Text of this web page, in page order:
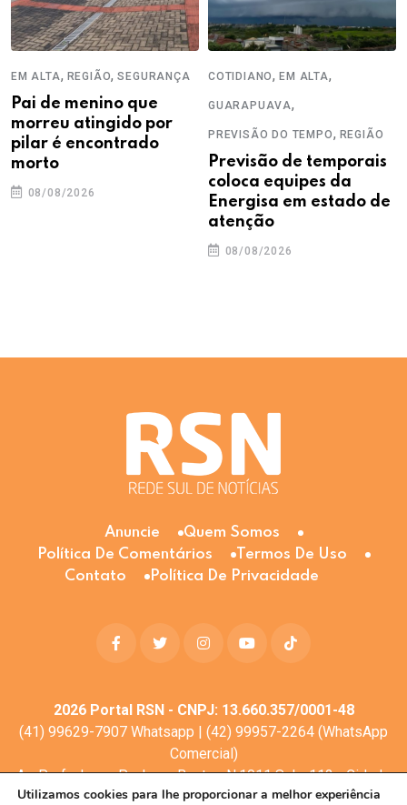
EM ALTA, REGIÃO,SEGURANÇA
Pai de menino que
morreu atingido por
pilar é encontrado
morto
08/08/2026
COTIDIANO,EM ALTA,
GUARAPUAVA,
PREVISÃO DO TEMPO, REGIÃO
Previsão de temporais
coloca equipes da
Energisa em estado de
atenção
08/08/2026
Anuncie
Quem Somos
Política De Comentários
Termos De Uso
Contato
Política De Privacidade
2026Portal RSN - CNPJ: 13.660.357/0001-48
(41) 99629-7907 Whatsapp | (42) 99957-2264 (WhatsApp
Comercial)
Av. Profa. Laura Pacheco Bastos N:1011 Sala: 112 - Cidade
dos Lagos, Guarapuava - PR, 85053-525
Utilizamos cookies para lhe proporcionar a melhor experiência